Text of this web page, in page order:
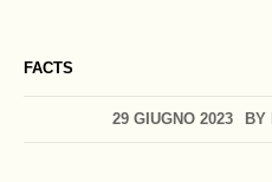
FACTS
29 GIUGNO 2023 BY